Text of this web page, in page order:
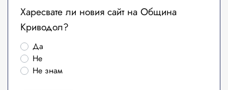
Харесвате ли новия сайт на Община
Криводол?
Да
Не
Не знам